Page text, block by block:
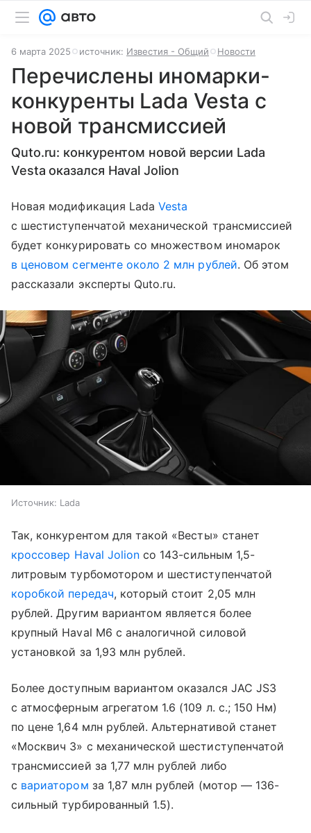
6 марта 2025 источник: Известия - Общий Новости
Перечислены иномарки-
конкуренты Lada Vesta с
новой трансмиссией
Quto.ru: конкурентом новой версии Lada
Vesta оказался Haval Jolion
Новая модификация LadaVesta
с шестиступенчатой механической трансмиссией
будет конкурировать со множеством иномарок
в ценовом сегменте около 2 млн рублей. Об этом
рассказали эксперты Quto.ru.
Источник: Lada
Так, конкурентом для такой «Весты» станет
кроссовер Haval Jolion со 143-сильным 1,5-
литровым турбомотором и шестиступенчатой
коробкой передач, который стоит 2,05 млн
рублей. Другим вариантом является более
крупный Haval M6 с аналогичной силовой
установкой за 1,93 млн рублей.
Более доступным вариантом оказался JAC JS3
с атмосферным агрегатом 1.6 (109 л. с.; 150 Нм)
по цене 1,64 млн рублей. Альтернативой станет
«Москвич 3» с механической шестиступенчатой
трансмиссией за 1,77 млн рублей либо
с вариатором за 1,87 млн рублей (мотор — 136-
сильный турбированный 1.5).